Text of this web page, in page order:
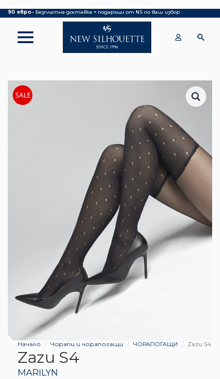
90 евро– Безплатна доставка + подаръци от NS по ваш избор
SALE
Начало Чорапи и чорапогащи ЧОРАПОГАЩИ Zazu S4
Zazu S4
MARILYN